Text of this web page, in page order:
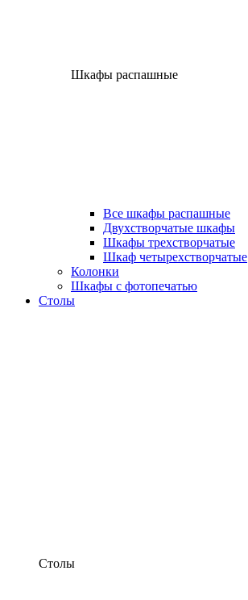
Шкафы распашные
Все шкафы распашные
Двухстворчатые шкафы
Шкафы трехстворчатые
Шкаф четырехстворчатые
Колонки
Шкафы с фотопечатью
Столы
Столы